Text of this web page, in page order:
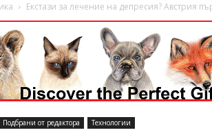
Екстази за лечение на депресия? Австрия
Подбрани от редактора Технологии